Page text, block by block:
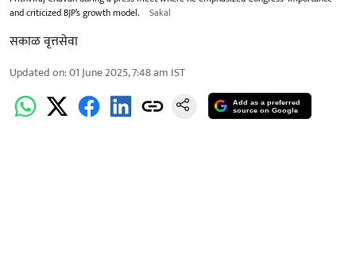
and criticized BJP’s growth model.
Sakal
सकाळ वृत्तसेवा
Updated on:01 June 2025, 7:48 am IST
Add as a preferred
source on Google